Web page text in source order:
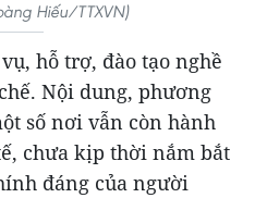
Hiếu/TTXVN)
hỗ trợ, đào tạo nghề
Nội dung, phương
số nơi vẫn còn hành
chưa kịp thời nắm bắt
đáng của người